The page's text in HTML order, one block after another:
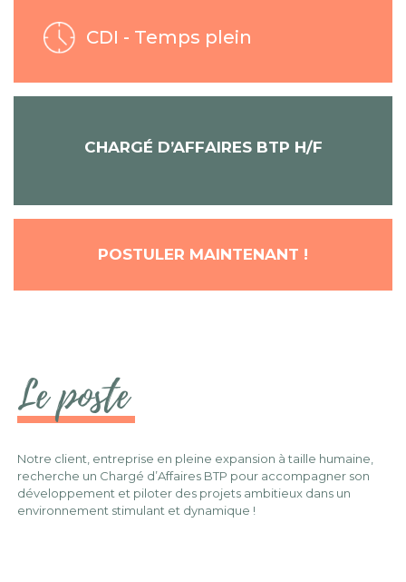
CDI - Temps plein
CHARGÉ D’AFFAIRES BTP H/F
POSTULER MAINTENANT !
Le poste
Notre client, entreprise en pleine expansion à taille humaine,
recherche un Chargé d’Affaires BTP pour accompagner son
développement et piloter des projets ambitieux dans un
environnement stimulant et dynamique !